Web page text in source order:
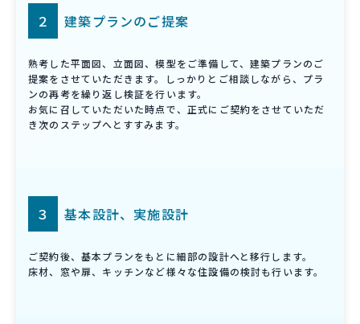
２ 建築プランのご提案
熟考した平面図、立面図、模型をご準備して、建築プランのご
提案をさせていただきます。しっかりとご相談しながら、プラ
ンの再考を繰り返し検証を行います。
お気に召していただいた時点で、正式にご契約をさせていただ
き次のステップへとすすみます。
３ 基本設計、実施設計
ご契約後、基本プランをもとに細部の設計へと移行します。
床材、窓や扉、キッチンなど様々な住設備の検討も行います。